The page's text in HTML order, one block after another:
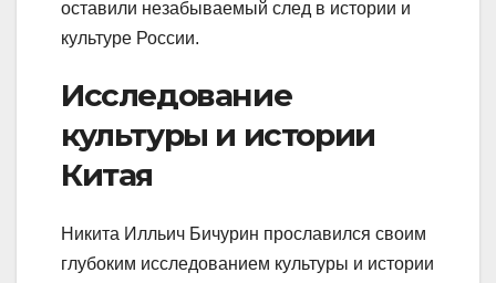
оставили незабываемый след в истории и
культуре России.
Исследование
культуры и истории
Китая
Никита Илльич Бичурин прославился своим
глубоким исследованием культуры и истории